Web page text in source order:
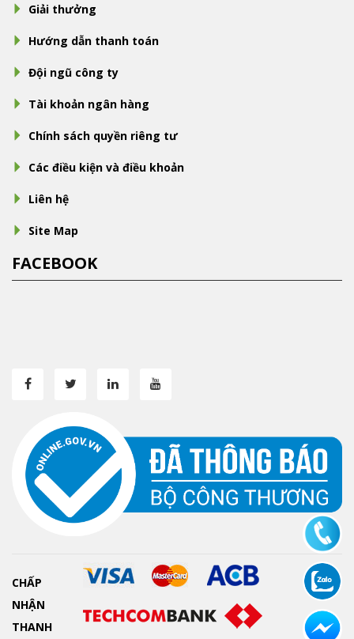
Giải thưởng
Hướng dẫn thanh toán
Đội ngũ công ty
Tài khoản ngân hàng
Chính sách quyền riêng tư
Các điều kiện và điều khoản
Liên hệ
Site Map
FACEBOOK
CHẤP
NHẬN
THANH